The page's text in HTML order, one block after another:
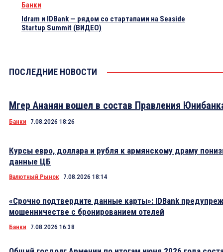
Банки
Idram и IDBank — рядом со стартапами на Seaside
Startup Summit (ВИДЕО)
ПОСЛЕДНИЕ НОВОСТИ
Мгер Ананян вошел в состав Правления
Банки 7.08.2026 18:26
Курсы евро, доллара и рубля к армянскому драму
данные ЦБ
Валютный Рынок 7.08.2026 18:14
«Срочно подтвердите данные карты»: IDBank
мошенничестве с бронированием отелей
Банки 7.08.2026 16:38